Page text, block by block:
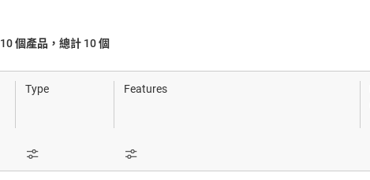
感測器
溫度感測器
10 個產品，總計 10 個
Type Features